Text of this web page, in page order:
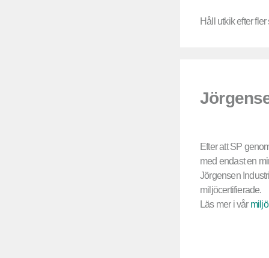
Håll utkik efter
Efter att SP
med endast en
Jörgensen
miljöcertifierade.
Läs mer i vår